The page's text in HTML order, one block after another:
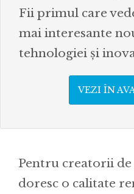
Fii primul care
mai interesante
tehnologiei și
VEZI ÎN
Pentru creatorii
doresc o calitate